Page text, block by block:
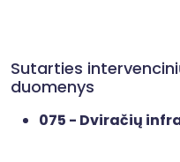
Sutarties
duomenys
075 - Dviračių